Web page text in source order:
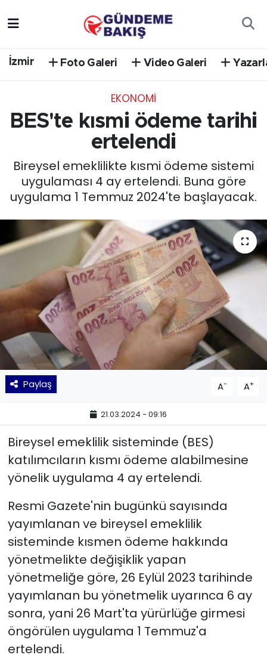
İzmir Foto Galeri Video Galeri
EKONOMİ
BES'te kısmi ödeme tarihi
ertelendi
Bireysel emeklilikte kısmi ödeme sistemi
uygulaması 4 ay ertelendi. Buna göre
uygulama 1 Temmuz 2024'te başlayacak.
Paylaş A- A+
21.03.2024 - 09:16
Bireysel emeklilik sisteminde (BES)
katılımcıların kısmı ödeme alabilmesine
yönelik uygulama 4 ay ertelendi.
Resmi Gazete'nin bugünkü sayısında
yayımlanan ve bireysel emeklilik
sisteminde kısmen ödeme hakkında
yönetmelikte değişiklik yapan
yönetmeliğe göre, 26 Eylül 2023 tarihinde
yayımlanan bu yönetmelik uyarınca 6 ay
sonra, yani 26 Mart'ta yürürlüğe girmesi
öngörülen uygulama 1 Temmuz'a
ertelendi.
EĞİTİM
EKONOMİ
English News
KÜLTÜR SANAT
MAGAZİN
POLİTİKA
SAĞLIK
SPOR
TEKNOLOJİ
Yaşam
YEREL POLİTİKA
YEREL YÖNETİMLER
Yurt
Süper Lig Puan Durumu ve Fikstür
Tüm Manşetler
Son Dakika Haberleri
Haber Arşivi